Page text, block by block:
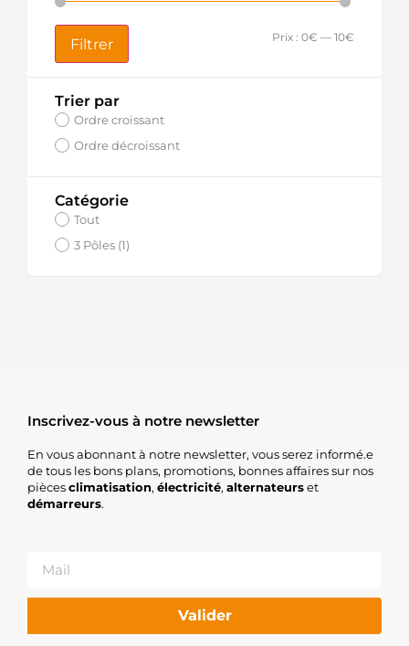
Filtrer Prix : 0€ — 10€
Trier par
Ordre croissant
Ordre décroissant
Catégorie
Tout
3 Pôles (1)
Inscrivez-vous à notre newsletter
En vous abonnant à notre newsletter, vous serez informé.e
de tous les bons plans, promotions, bonnes affaires sur nos
piècesclimatisation, électricité, alternateurset
démarreurs.
Valider